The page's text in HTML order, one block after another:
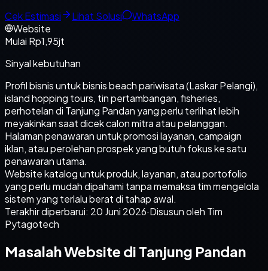
Cek Estimasi
Lihat Solusi
WhatsApp
Website
Mulai Rp1,95jt
Sinyal kebutuhan
Profil bisnis untuk bisnis beach pariwisata (Laskar Pelangi),
island hopping tours, tin pertambangan, fisheries,
perhotelan di Tanjung Pandan yang perlu terlihat lebih
meyakinkan saat dicek calon mitra atau pelanggan.
Halaman penawaran untuk promosi layanan, campaign
iklan, atau perolehan prospek yang butuh fokus ke satu
penawaran utama.
Website katalog untuk produk, layanan, atau portofolio
yang perlu mudah dipahami tanpa memaksa tim mengelola
sistem yang terlalu berat di tahap awal.
Terakhir diperbarui: 20 Juni 2026·Disusun oleh Tim
Pytagotech
Masalah Website di Tanjung Pandan